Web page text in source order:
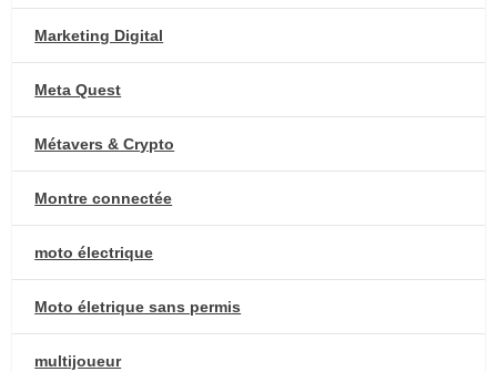
Marketing Digital
Meta Quest
Métavers & Crypto
Montre connectée
moto électrique
Moto életrique sans permis
multijoueur